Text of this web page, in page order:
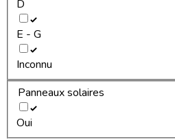
D
E - G
Inconnu
Panneaux solaires
Oui